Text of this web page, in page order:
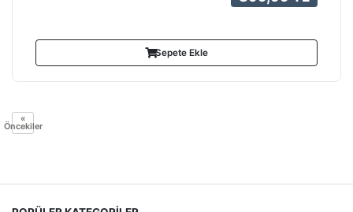
Sepete Ekle
«
Öncekiler